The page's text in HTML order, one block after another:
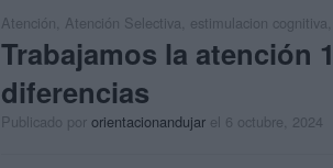
Atención Atención Selectiva estimulacion cognitiva
Trabajamos la atención
diferencias
Publicado por orientacionandujar el 6 octubre, 2024